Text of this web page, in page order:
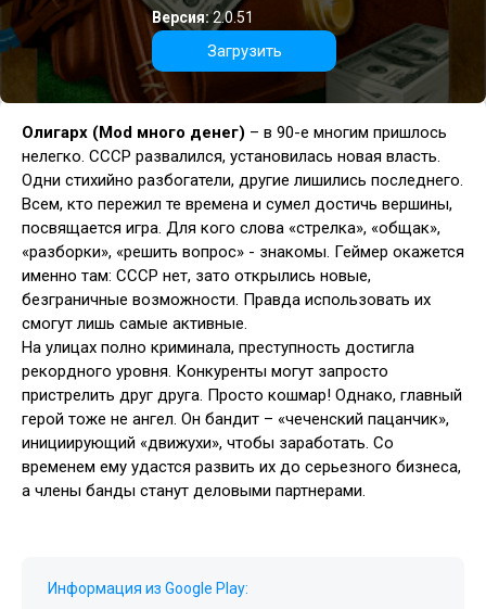
Версия:2.0.51
Загрузить
Олигарх (Mod много денег) – в 90-е многим пришлось
нелегко. СССР развалился, установилась новая власть.
Одни стихийно разбогатели, другие лишились последнего.
Всем, кто пережил те времена и сумел достичь вершины,
посвящается игра. Для кого слова «стрелка», «общак»,
«разборки», «решить вопрос» - знакомы. Геймер окажется
именно там: СССР нет, зато открылись новые,
безграничные возможности. Правда использовать их
смогут лишь самые активные.
На улицах полно криминала, преступность достигла
рекордного уровня. Конкуренты могут запросто
пристрелить друг друга. Просто кошмар! Однако, главный
герой тоже не ангел. Он бандит – «чеченский пацанчик»,
инициирующий «движухи», чтобы заработать. Со
временем ему удастся развить их до серьезного бизнеса,
а члены банды станут деловыми партнерами.
Информация из Google Play: